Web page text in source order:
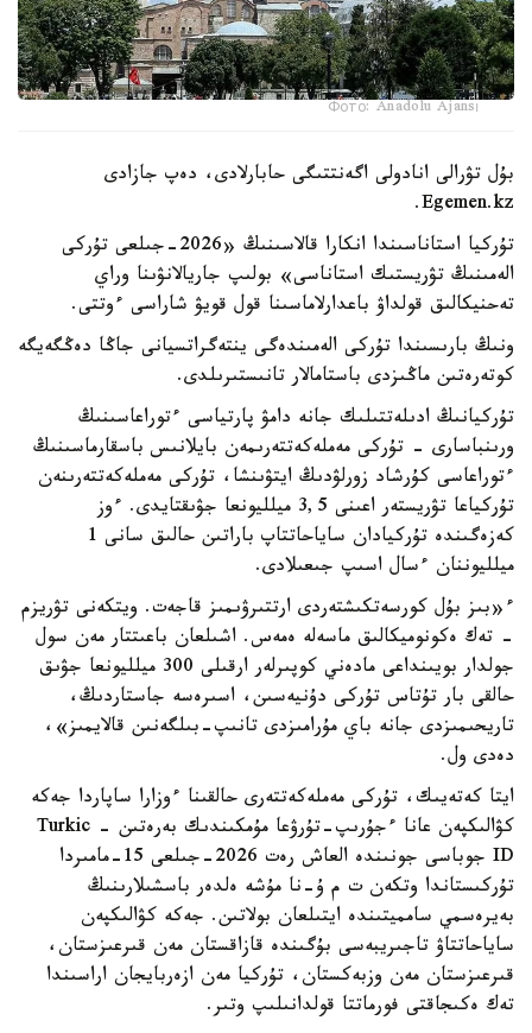
Фото: Anadolu Ajansı
بۇل تۋرالى انادولى اگەنتتىگى حابارلادى، دەپ جازادى
Egemen.kz.
تۇركيا استاناسىندا انكارا قالاسىنىڭ «2026-جىلعى تۇركى
الەمىنىڭ تۋريستىك استاناسى» بولىپ جاريالانۋىنا وراي
تەحنيكالىق قولداۋ باعدارلاماسىنا قول قويۋ شاراسى ءوتتى.
ونىڭ بارىسىندا تۇركى الەمىندەگى ينتەگراتسيانى جاڭا دەڭگەيگە
كوتەرەتىن ماڭىزدى باستامالار تانىستىرىلدى.
تۇركيانىڭ ادىلەتتىلىك جانە دامۋ پارتياسى ءتوراعاسىنىڭ
ورىنباسارى - تۇركى مەملەكەتتەرىمەن بايلانىس باسقارماسىنىڭ
ءتوراعاسى كۇرشاد زورلۋدىڭ ايتۋىنشا، تۇركى مەملەكەتتەرىنەن
تۇركياعا تۋريستەر اعىنى 3,5 ميلليونعا جۋىقتايدى. ءوز
كەزەگىندە تۇركيادان ساياحاتتاپ باراتىن حالىق سانى 1
ميلليوننان ءسال اسىپ جىعىلادى.
ء«بىز بۇل كورسەتكىشتەردى ارتتىرۋىمىز قاجەت. ويتكەنى تۋريزم
- تەك ەكونوميكالىق ماسەلە ەمەس. اشىلعان باعىتتار مەن سول
جولدار بويىنداعى مادەني كوپىرلەر ارقىلى 300 ميلليونعا جۋىق
حالقى بار تۇتاس تۇركى دۇنيەسىن، اسىرەسە جاستاردىڭ،
تاريحىمىزدى جانە باي مۇرامىزدى تانىپ-بىلگەنىن قالايمىز»،
دەدى ول.
ايتا كەتەيىك، تۇركى مەملەكەتتەرى حالقىنا ءوزارا ساپاردا جەكە
كۋالىكپەن عانا ءجۇرىپ-تۇرۋعا مۇمكىندىك بەرەتىن - Turkic
ID جوباسى جونىندە العاش رەت 2026-جىلعى 15-مامىردا
تۇركىستاندا وتكەن ت م ۇ-نا مۇشە ەلدەر باسشىلارىنىڭ
بەيرەسمي سامميتىندە ايتىلعان بولاتىن. جەكە كۋالىكپەن
ساياحاتتاۋ تاجىريبەسى بۇگىندە قازاقستان مەن قىرعىزستان،
قىرعىزستان مەن وزبەكستان، تۇركيا مەن ازەربايجان اراسىندا
تەك ەكىجاقتى فورماتتا قولدانىلىپ وتىر.